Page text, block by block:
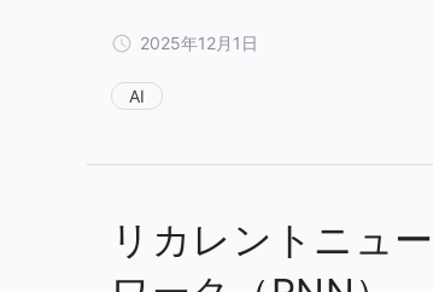
2025年12月1日
AI
リカレントニュ